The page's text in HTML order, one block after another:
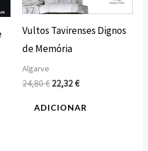
Vultos Tavirenses Dignos
de Memória
Algarve
24,80€ 22,32€
ADICIONAR